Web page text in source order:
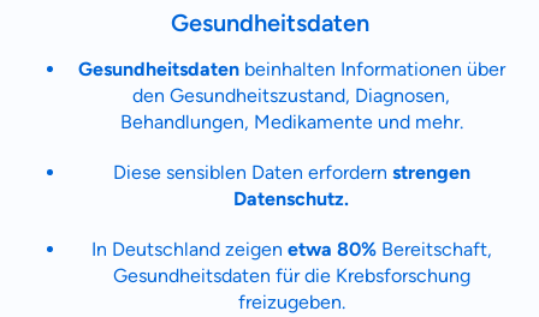
Gesundheitsdaten
Gesundheitsdatenbeinhalten Informationen über
den Gesundheitszustand, Diagnosen,
Behandlungen, Medikamente und mehr.
Diese sensiblen Daten erfordern strengen
Datenschutz.
In Deutschland zeigen etwa 80%Bereitschaft,
Gesundheitsdaten für die Krebsforschung
freizugeben.
Beamten
Versicherung
Versicherung